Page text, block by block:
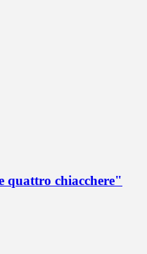
quattro chiacchere"